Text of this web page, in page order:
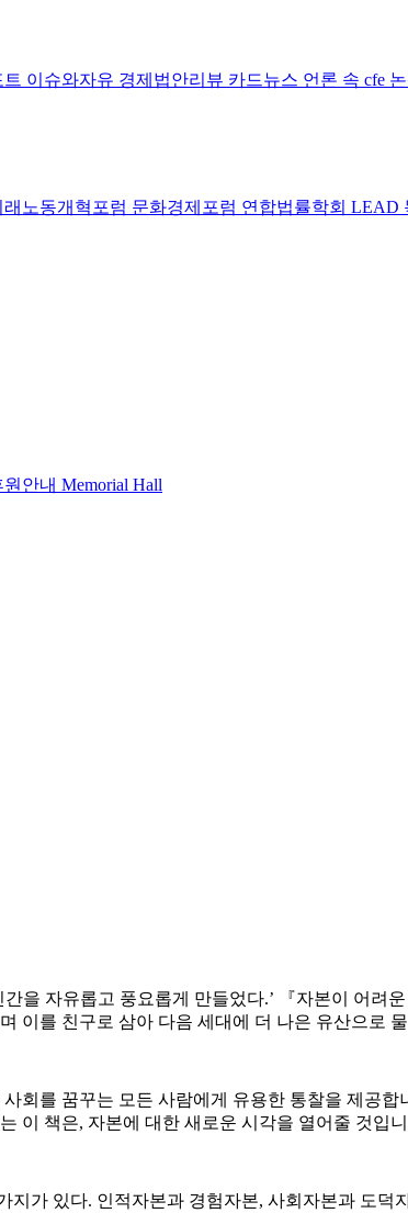
트 이슈와자유 경제법안리뷰 카드뉴스 언론 속 cfe
래노동개혁포럼 문화경제포럼 연합법률학회 LEAD
원안내 Memorial Hall
을 자유롭고 풍요롭게 만들었다.’ 『자본이 어려
이를 친구로 삼아 다음 세대에 더 나은 유산으로
회를 꿈꾸는 모든 사람에게 유용한 통찰을 제공
이 책은, 자본에 대한 새로운 시각을 열어줄 것입
가 있다. 인적자본과 경험자본, 사회자본과 도덕